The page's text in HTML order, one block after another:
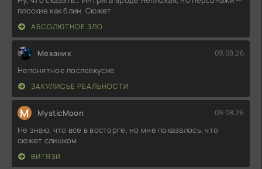
плоские как блин. Сюжет
АБСОЛЮТНОЕ ЗЛО
Механик 09.08.26
Непонятное послевкусие
ЗАКУЛИСЬЕ РЕАЛЬНОСТИ
M MysticMoon 09.08.26
Не знаю, что все в восторге, но мне показалось, что
сюжет слишком
ВИТЯЗИ